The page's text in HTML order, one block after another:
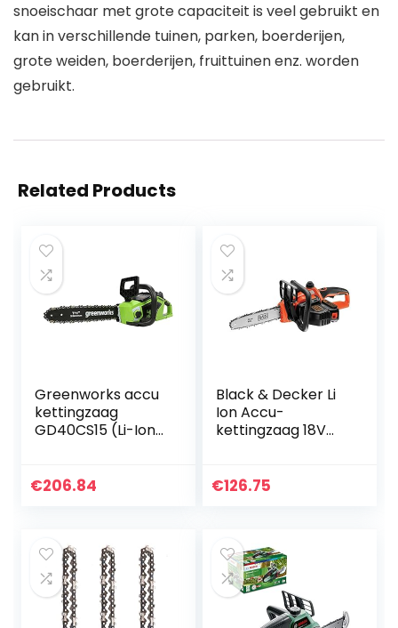
snoeischaar met grote capaciteit is veel gebruikt en
kan in verschillende tuinen, parken, boerderijen,
grote weiden, boerderijen, fruittuinen enz. worden
gebruikt.
Related Products
Greenworks accu
kettingzaag
GD40CS15 (Li-Ion
35cm
krachtige…
€206.84
Black & Decker Li
Ion Accu-
kettingzaag 18V
Ideaal voor Hout
€126.75